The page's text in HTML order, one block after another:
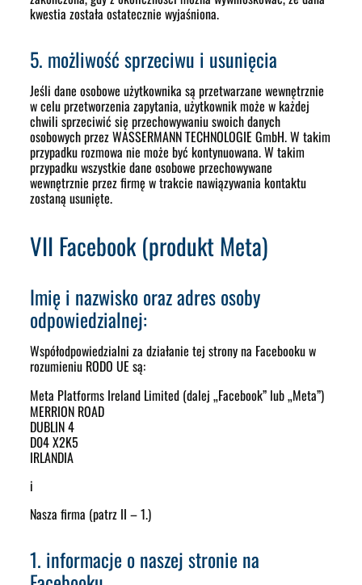
kwestia została ostatecznie wyjaśniona.
5. możliwość sprzeciwu i usunięcia
Jeśli dane osobowe użytkownika są przetwarzane wewnętrznie
w celu przetworzenia zapytania, użytkownik może w każdej
chwili sprzeciwić się przechowywaniu swoich danych
osobowych przez WASSERMANN TECHNOLOGIE GmbH. W takim
przypadku rozmowa nie może być kontynuowana. W takim
przypadku wszystkie dane osobowe przechowywane
wewnętrznie przez firmę w trakcie nawiązywania kontaktu
zostaną usunięte.
VII Facebook (produkt Meta)
Imię i nazwisko oraz adres osoby
odpowiedzialnej:
Współodpowiedzialni za działanie tej strony na Facebooku w
rozumieniu RODO UE są:
Meta Platforms Ireland Limited (dalej „Facebook” lub „Meta”)
MERRION ROAD
DUBLIN 4
D04 X2K5
IRLANDIA
i
Nasza firma (patrz II – 1.)
1. informacje o naszej stronie na